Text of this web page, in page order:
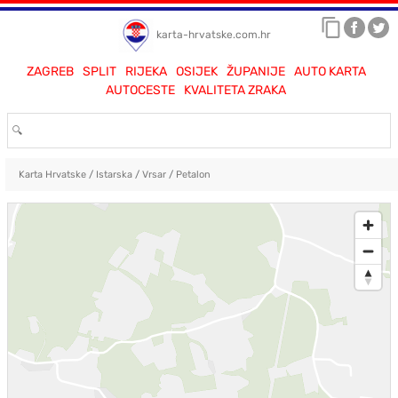
karta-hrvatske.com.hr
ZAGREB SPLIT RIJEKA OSIJEK ŽUPANIJE
AUTO KARTA
AUTOCESTE
KVALITETA ZRAKA
Karta Hrvatske/ Istarska/ Vrsar/ Petalon